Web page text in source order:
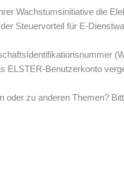
Wachstumsinitiative die
Steuervorteil für E-
ELSTER-Benutzerkonto
zu anderen Themen?